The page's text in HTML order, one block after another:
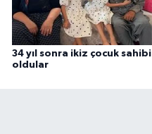
34 yıl sonra ikiz çocuk sahibi
oldular